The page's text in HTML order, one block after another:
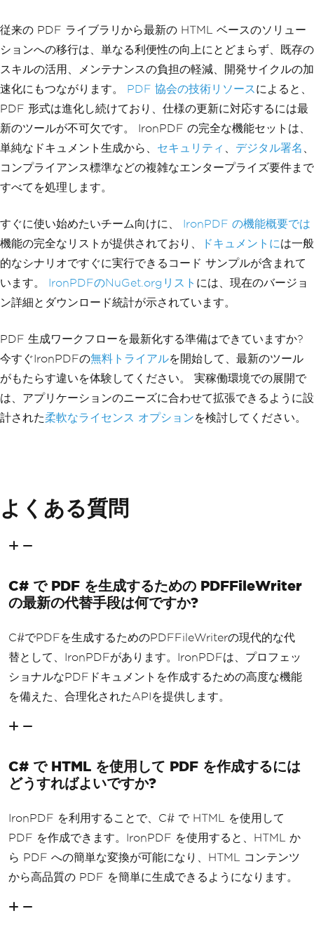
従来の PDF ライブラリから最新の HTML ベースのソリュー
ションへの移行は、単なる利便性の向上にとどまらず、既存の
スキルの活用、メンテナンスの負担の軽減、開発サイクルの加
速化にもつながります。 PDF 協会の技術リソースによると、
PDF 形式は進化し続けており、仕様の更新に対応するには最
新のツールが不可欠です。 IronPDF の完全な機能セットは、
単純なドキュメント生成から、 セキュリティ デジタル署名
コンプライアンス標準などの複雑なエンタープライズ要件まで
すべてを処理します。
すぐに使い始めたいチーム向けに、 IronPDF の機能概要では
機能の完全なリストが提供されており、
ドキュメントには一般
的なシナリオですぐに実行できるコード サンプルが含まれて
います。 IronPDFのNuGet.orgリスト には、現在のバージョ
ン詳細とダウンロード統計が示されています。
PDF 生成ワークフローを最新化する準備はできていますか?
今すぐIronPDFの無料トライアルを開始して、最新のツール
がもたらす違いを体験してください。 実稼働環境での展開で
は、アプリケーションのニーズに合わせて拡張できるように設
計された柔軟なライセンス オプションを検討してください。
よくある質問
C# で PDF を生成するための PDFFileWriter
の最新の代替手段は何ですか?
C#でPDFを生成するためのPDFFileWriterの現代的な代
替として、IronPDFがあります。IronPDFは、プロフェッ
ショナルなPDFドキュメントを作成するための高度な機能
を備えた、合理化されたAPIを提供します。
C# で HTML を使用して PDF を作成するには
どうすればよいですか?
IronPDF を利用することで、C# で HTML を使用して
PDF を作成できます。IronPDF を使用すると、HTML か
ら PDF への簡単な変換が可能になり、HTML コンテンツ
から高品質の PDF を簡単に生成できるようになります。